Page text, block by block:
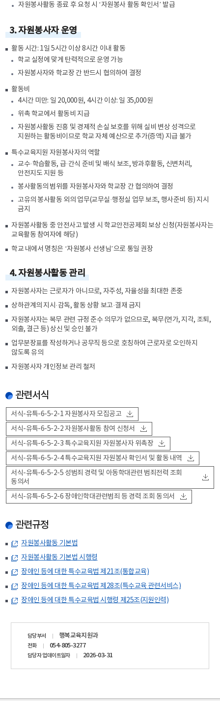
자원봉사활동 종료 후 요청 시 ‘자원봉사 활동 확인서’ 발급
3. 자원봉사자 운영
활동 시간: 1일 5시간 이상 8시간 이내 활동
학교 실정에 맞게 탄력적으로 운영 가능
자원봉사자와 학교장 간 반드시 협의하여 결정
활동비
4시간 미만: 일 20,000원, 4시간 이상: 일 35,000원
위촉 학교에서 활동비 지급
자원봉사활동 진흥 및 경제적 손실 보호를 위해 실비 변상 성격으로
지원하는 활동비이므로 학교 자체 예산으로 추가(증액) 지급 불가
특수교육지원 자원봉사자의 역할
교수·학습활동, 급·간식 준비 및 배식 보조, 방과후활동, 신변처리,
안전지도 지원 등
봉사활동의 범위를 자원봉사자와 학교장 간 협의하여 결정
고유의 봉사활동 외의 업무(교무실·행정실 업무 보조, 행사준비 등) 지시
금지
자원봉사활동 중 안전사고 발생 시 학교안전공제회 보상 신청(자원봉사자는
교육활동 참여자에 해당)
학교 내에서 명칭은 ‘자원봉사 선생님’으로 통일 권장
4. 자원봉사활동 관리
자원봉사자는 근로자가 아니므로, 자주성, 자율성을 최대한 존중
상하관계의 지시·감독, 활동 상황 보고·결재 금지
자원봉사자는 복무 관련 규정 준수 의무가 없으므로, 복무(연가, 지각, 조퇴,
외출, 결근 등) 상신 및 승인 불가
업무분장표를 작성하거나 공무직 등으로 호칭하여 근로자로 오인하지
않도록 유의
자원봉사자 개인정보 관리 철저
관련서식
서식-유특-6-5-2-1 자원봉사자 모집공고
서식-유특-6-5-2-2 자원봉사활동 참여 신청서
서식-유특-6-5-2-3 특수교육지원 자원봉사자 위촉장
서식-유특-6-5-2-4 특수교육지원 자원봉사 확인서 및 활동 내역
서식-유특-6-5-2-5 성범죄 경력 및 아동학대관련 범죄전력 조회
동의서
서식-유특-6-5-2-6 장애인학대관련범죄 등 경력 조회 동의서
관련규정
자원봉사활동 기본법
자원봉사활동 기본법 시행령
장애인 등에 대한 특수교육법 제21조(통합교육)
장애인 등에 대한 특수교육법 제28조(특수교육 관련서비스)
장애인 등에 대한 특수교육법 시행령 제25조(지원인력)
담당부서 행복교육지원과
전화 054-805-3277
담당자 업데이트일자 2026-03-31